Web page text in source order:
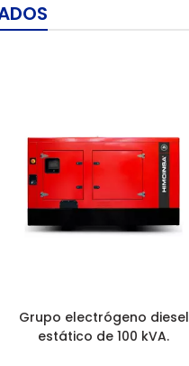
Grupo electrógeno diesel
estático de 100 kVA.